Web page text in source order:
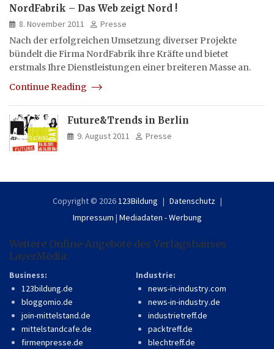
NordFabrik – Das Web zeigt Nord !
8. November 2011
Presse
Nach der erfolgreichen Umsetzung diverser Projekte
bündelt die Firma NordFabrik ihre Kräfte und bietet
erstmals Ihre Dienstleistungen einer breiteren Masse an.
Continue Reading
Future&Trends in Berlin
9. August 2011 Presse
Copyright © 2026 123Bildung
Datenschutz
Impressum | Mediadaten - Werbung
Weitere Online-Angebote des Verlagshauses
LayerMedia:
Business:
123bildung.de
bloggomio.de
join-mittelstand.de
mittelstandcafe.de
firmenpresse.de
Industrie:
news-in-industry.com
news-in-industry.de
industrietreff.de
packtreff.de
blechtreff.de